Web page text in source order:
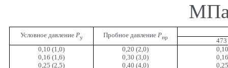
МПа
Условное давление Ру Пробное давление Рпр
473
0,10 (1,0)
0,20 (2,0)
0,16 (1,6)
0,30 (3,0)
0,25 (2,5)
0,40 (4,0)